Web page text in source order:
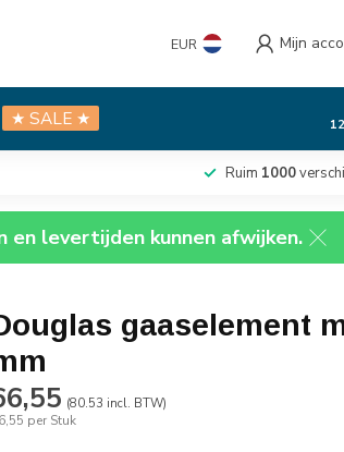
EUR Mijn
★ SALE ★
Ruim 1000
en levertijden kunnen afwijken.
gaaselement
(80.53 incl. BTW)
per Stuk